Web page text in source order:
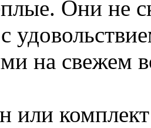
Они не
на свежем
или